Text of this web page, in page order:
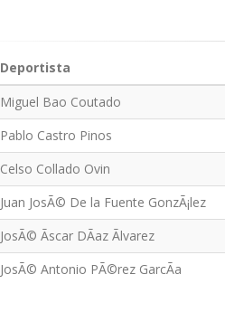
Deportista
Miguel Bao Coutado
Pablo Castro Pinos
Celso Collado Ovin
Juan JosÃ© De la Fuente GonzÃ¡lez
JosÃ© Ãscar DÃ­az Ãlvarez
JosÃ© Antonio PÃ©rez GarcÃ­a